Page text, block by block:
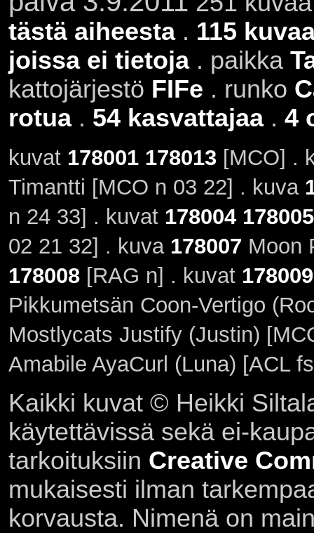
tästä aiheesta. 115
joissa ei tietoja. paikka
kattojärjestö FIFe . runko
rotua. 54 kasvattajaa. 4
kuvat 178001 178013[MCO] .
Timantti [MCO n 03 22] . kuva
n 24 33] . kuvat 178004 178005
02 21 32] . kuva 178007 Moon
178008[RAG n] . kuvat 178009
Pikkumetsän Coon-Vertigo
Mostlycats Justify (Justin)
Amabile AyaCurl (Luna) [ACL
Kaikki kuvat © Heikki
käytettävissä sekä ei-
tarkoituksiin Creative
mukaisesti ilman
korvausta. Nimenä on